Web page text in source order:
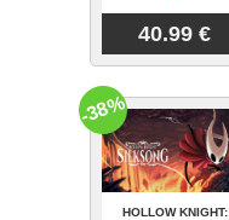
40.99 €
HOLLOW KNIGHT:
-38%